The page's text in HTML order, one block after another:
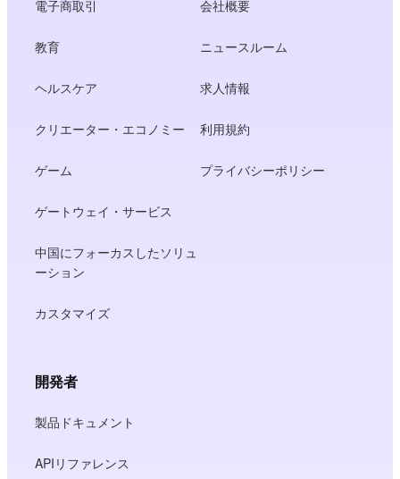
電子商取引
教育
ヘルスケア
クリエーター・エコノミー
ゲーム
ゲートウェイ・サービス
中国にフォーカスしたソリュ
ーション
カスタマイズ
会社概要
ニュースルーム
求人情報
利用規約
プライバシーポリシー
開発者
製品ドキュメント
APIリファレンス